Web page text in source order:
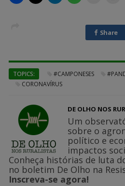
Share
TOPICS: #CAMPONESES
CORONAVÍRUS
DE OLHO NOS
Um
sobre o
político e
impactos
Conheça histórias de luta
no boletim De Olho na
Inscreva-se agora!